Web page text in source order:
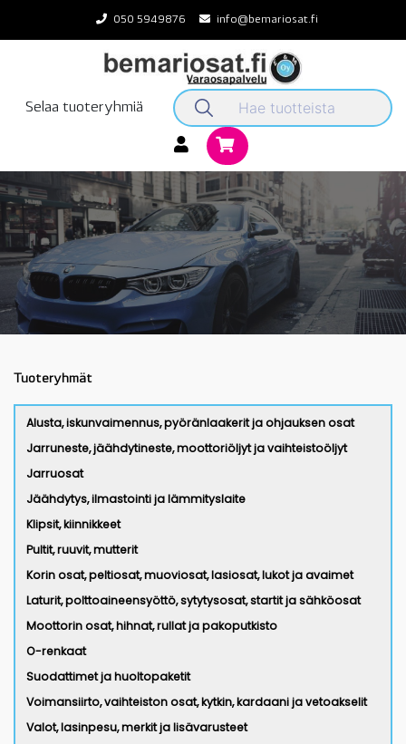
content
050 5949876 info@bemariosat.fi
Selaa tuoteryhmiä
Tuoteryhmät
Alusta, iskunvaimennus, pyöränlaakerit ja ohjauksen osat
Jarruneste, jäähdytineste, moottoriöljyt ja vaihteistoöljyt
Jarruosat
Jäähdytys, ilmastointi ja lämmityslaite
Klipsit, kiinnikkeet
Pultit, ruuvit, mutterit
Korin osat, peltiosat, muoviosat, lasiosat, lukot ja avaimet
Laturit, polttoaineensyöttö, sytytysosat, startit ja sähköosat
Moottorin osat, hihnat, rullat ja pakoputkisto
O-renkaat
Suodattimet ja huoltopaketit
Voimansiirto, vaihteiston osat, kytkin, kardaani ja vetoakselit
Valot, lasinpesu, merkit ja lisävarusteet